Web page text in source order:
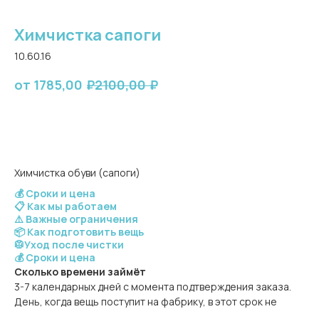
Химчистка сапоги
10.60.16
1785,00 ₽2100,00 ₽
Химчистка обуви (сапоги)
💰 Сроки и цена
📋 Как мы работаем
⚠️ Важные ограничения
📦 Как подготовить вещь
🥼Уход после чистки
💰 Сроки и цена
Сколько времени займёт
3-7 календарных дней с момента подтверждения заказа.
День, когда вещь поступит на фабрику, в этот срок не